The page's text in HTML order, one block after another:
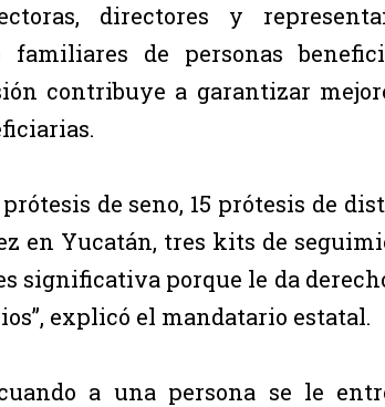
directores y
de personas
contribuye a garantizar
prótesis de seno, 15 prótesis de
en Yucatán, tres kits de
significativa porque le da
explicó el mandatario estatal.
a una persona se le